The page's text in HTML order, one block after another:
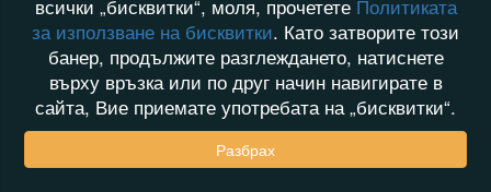
всички „бисквитки“, моля, прочетете Политиката
за използване на бисквитки. Като затворите този
банер, продължите разглеждането, натиснете
върху връзка или по друг начин навигирате в
сайта, Вие приемате употребата на „бисквитки“.
Разбрах